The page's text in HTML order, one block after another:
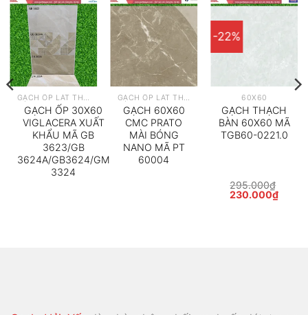
GẠCH ỐP LÁT THEO HÃNG
GẠCH ỐP 30X60
VIGLACERA XUẤT
KHẨU MÃ GB
3623/GB
3624A/GB3624/GM
3324
GẠCH ỐP LÁT THEO HÃNG
GẠCH 60X60
CMC PRATO
MÀI BÓNG
NANO MÃ PT
60004
-22%
60X60
GẠCH THẠCH
BÀN 60X60 MÃ
TGB60-0221.0
295.000₫
Giá
230.000₫Giá